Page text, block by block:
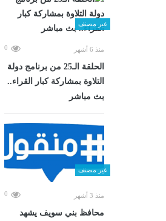
غير مصنف
منذ 6 أشهر 0
الحلقة الـ25 من برنامج دولة
التلاوة بمشاركة كبار القراء..
بث مباشر
غير مصنف
منذ 3 أشهر 0
محافظ بني سويف يشهد